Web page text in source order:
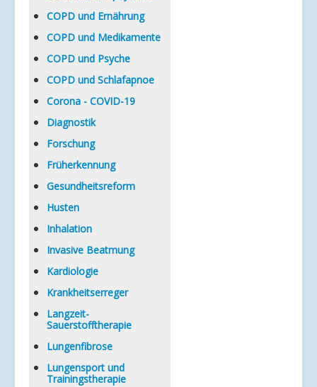
COPD und Ernährung
COPD und Medikamente
COPD und Psyche
COPD und Schlafapnoe
Corona - COVID-19
Diagnostik
Forschung
Früherkennung
Gesundheitsreform
Husten
Inhalation
Invasive Beatmung
Kardiologie
Krankheitserreger
Langzeit-
Sauerstofftherapie
Lungenfibrose
Lungensport und
Trainingstherapie